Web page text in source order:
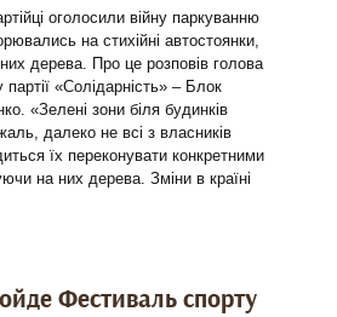
оголосили війну паркуванню
на стихійні автостоянки,
дерева. Про це розповів голова
«Солідарність» – Блок
«Зелені зони біля будинків
далеко не всі з власників
їх переконувати конкретними
на них дерева. Зміни в країні
Фестиваль спорту